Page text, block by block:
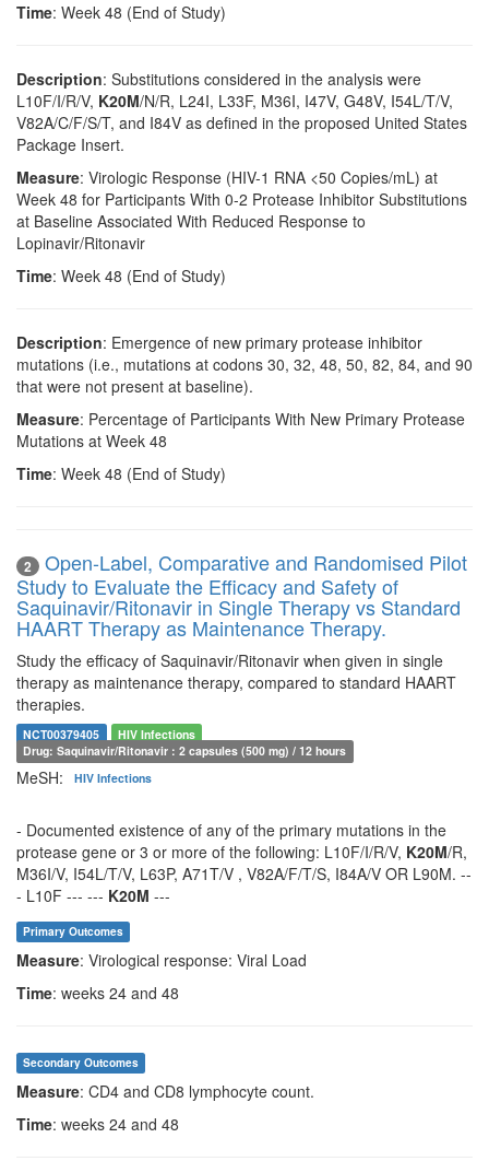
Time: Week 48 (End of Study)
Description: Substitutions considered in the analysis were
L10F/I/R/V, K20M/N/R, L24I, L33F, M36I, I47V, G48V, I54L/T/V,
V82A/C/F/S/T, and I84V as defined in the proposed United States
Package Insert.
Measure: Virologic Response (HIV-1 RNA <50 Copies/mL) at
Week 48 for Participants With 0-2 Protease Inhibitor Substitutions
at Baseline Associated With Reduced Response to
Lopinavir/Ritonavir
Time: Week 48 (End of Study)
Description: Emergence of new primary protease inhibitor
mutations (i.e., mutations at codons 30, 32, 48, 50, 82, 84, and 90
that were not present at baseline).
Measure: Percentage of Participants With New Primary Protease
Mutations at Week 48
Time: Week 48 (End of Study)
2
Open-Label, Comparative and Randomised Pilot
Study to Evaluate the Efficacy and Safety of
Saquinavir/Ritonavir in Single Therapy vs Standard
HAART Therapy as Maintenance Therapy.
Study the efficacy of Saquinavir/Ritonavir when given in single
therapy as maintenance therapy, compared to standard HAART
therapies.
NCT00379405
HIV Infections
Drug: Saquinavir/Ritonavir : 2 capsules (500 mg) / 12 hours
MeSH: HIV Infections
- Documented existence of any of the primary mutations in the
protease gene or 3 or more of the following: L10F/I/R/V, K20M/R,
M36I/V, I54L/T/V, L63P, A71T/V , V82A/F/T/S, I84A/V OR L90M. --
- L10F --- --- K20M ---
Primary Outcomes
Measure: Virological response: Viral Load
Time: weeks 24 and 48
Secondary Outcomes
Measure: CD4 and CD8 lymphocyte count.
Time: weeks 24 and 48